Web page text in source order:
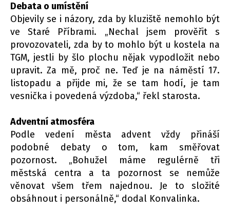
Debata o umístění
Objevily se i názory, zda by kluziště nemohlo být
ve Staré Příbrami. „Nechal jsem prověřit s
provozovateli, zda by to mohlo být u kostela na
TGM, jestli by šlo plochu nějak vypodložit nebo
upravit. Za mě, proč ne. Teď je na náměstí 17.
listopadu a přijde mi, že se tam hodí, je tam
vesnička i povedená výzdoba,“ řekl starosta.
Adventní atmosféra
Podle vedení města advent vždy přináší
podobné debaty o tom, kam směřovat
pozornost. „Bohužel máme regulérně tři
městská centra a ta pozornost se nemůže
věnovat všem třem najednou. Je to složité
obsáhnout i personálně,“ dodal Konvalinka.